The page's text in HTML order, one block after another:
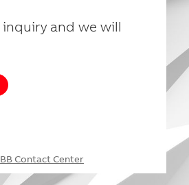
and we will
Contact Center